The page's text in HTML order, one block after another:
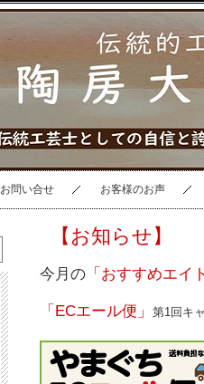
お問い合せ お客様のお声
【お知らせ】
今月の 「おすすめエイ
「ECエール便」 第1回キ